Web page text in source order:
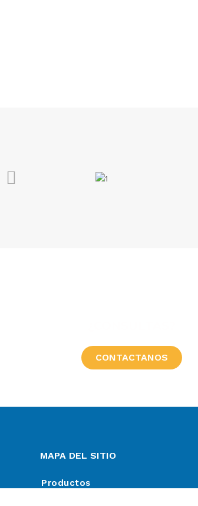
CONTACTANOS
MAPA DEL SITIO
Productos